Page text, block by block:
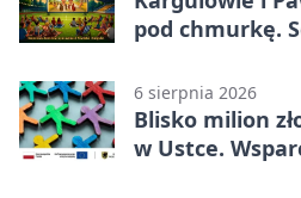
pod chmurkę.
6 sierpnia 2026
Blisko milion
w Ustce.